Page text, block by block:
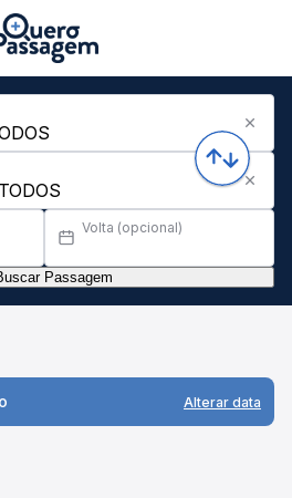
Volta (opcional)
Passagem
Alterar data